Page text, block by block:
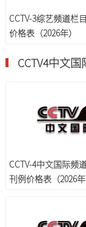
CCTV-3综艺频道栏
价格表（2026年）
CCTV4中文国
CCTV-4中文国际频
刊例价格表（2026年